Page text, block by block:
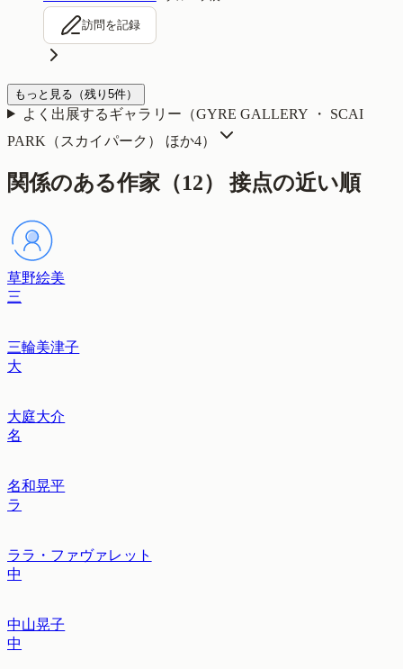
訪問を記録
もっと見る （残り 5件）
よく出展するギャラリー（GYRE GALLERY ・ SCAI
PARK（スカイパーク）
ほか4）
関係のある作家（12） 接点の近い順
草野絵美
三
三輪美津子
大
大庭大介
名
名和晃平
ラ
ララ・ファヴァレット
中
中山晃子
中